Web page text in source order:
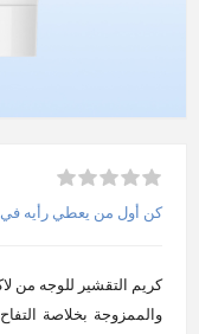
كن أول من يعطي رأيه في
كريم التقشير للوجه من
والممزوجة بخلاصة